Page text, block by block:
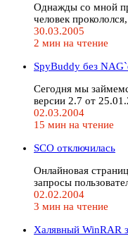
Однажды со мной
человек
30.03.2005
2 мин на чтение
SpyBuddy без
Сегодня мы
версии 2.7 от
02.03.2004
15 мин на чтение
SCO отключилась
Онлайновая
запросы
02.02.2004
3 мин на чтение
Халявный WinRAR